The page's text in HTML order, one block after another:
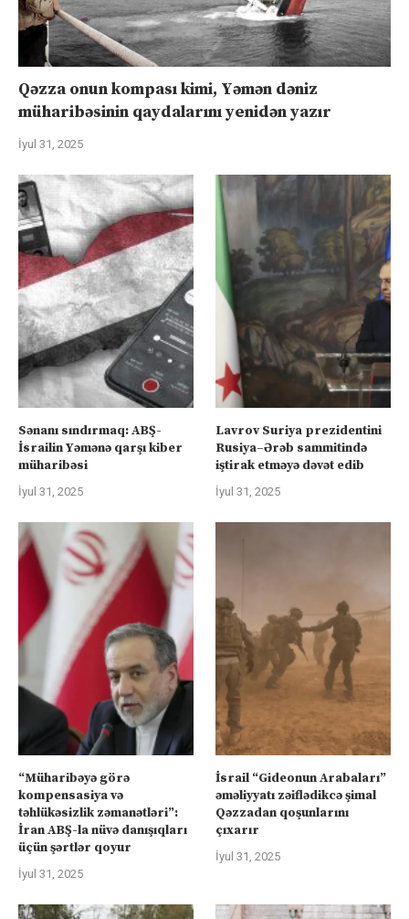
Qəzza onun kompası kimi, Yəmən dəniz
müharibəsinin qaydalarını yenidən yazır
İyul 31, 2025
Sənanı sındırmaq: ABŞ-
İsrailin Yəmənə qarşı kiber
müharibəsi
İyul 31, 2025
Lavrov Suriya prezidentini
Rusiya–Ərəb sammitində
iştirak etməyə dəvət edib
İyul 31, 2025
“Müharibəyə görə
kompensasiya və
təhlükəsizlik zəmanətləri”:
İran ABŞ-la nüvə danışıqları
üçün şərtlər qoyur
İyul 31, 2025
İsrail “Gideonun Arabaları”
əməliyyatı zəiflədikcə şimal
Qəzzadan qoşunlarını
çıxarır
İyul 31, 2025